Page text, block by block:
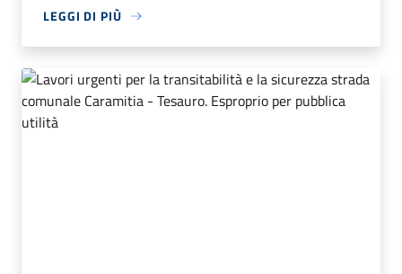
LEGGI DI PIÙ